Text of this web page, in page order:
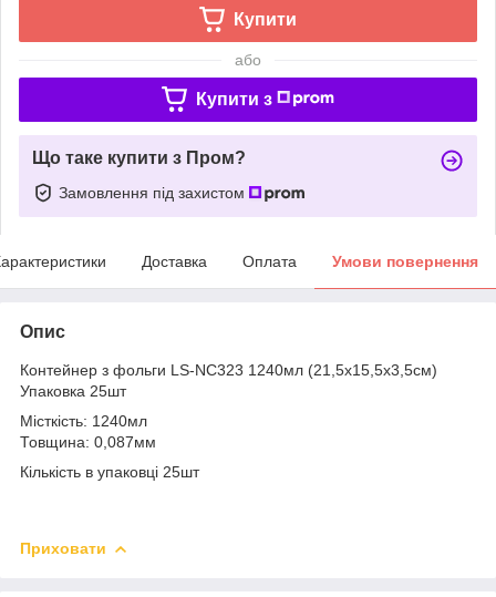
Купити
або
Купити з
Що таке купити з Пром?
Замовлення під захистом
Доставка Оплата Умови повернення
Опис
Контейнер з фольги LS-NC323 1240мл (21,5х15,5х3,5см)
Упаковка 25шт
Місткість: 1240мл
Товщина: 0,087мм
Кількість в упаковці 25шт
Приховати